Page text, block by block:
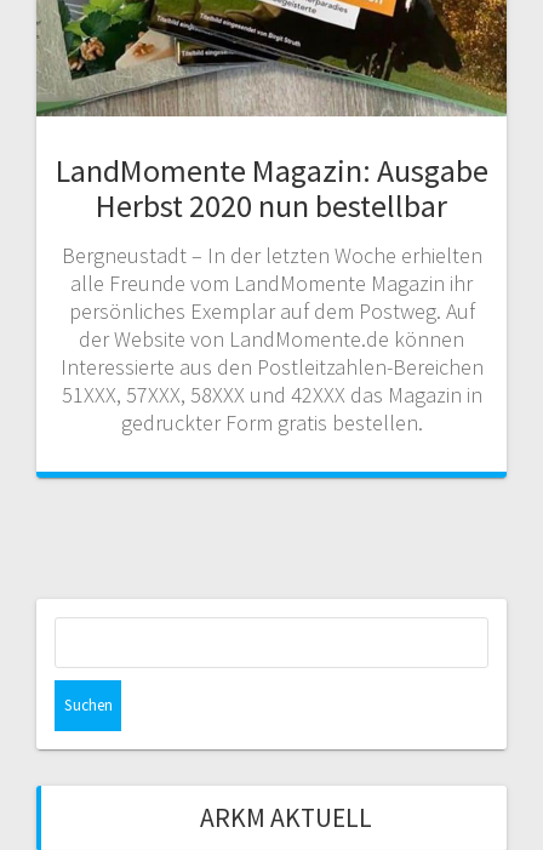
LandMomente Magazin: Ausgabe
Herbst 2020 nun bestellbar
Bergneustadt – In der letzten Woche erhielten
alle Freunde vom LandMomente Magazin ihr
persönliches Exemplar auf dem Postweg. Auf
der Website von LandMomente.de können
Interessierte aus den Postleitzahlen-Bereichen
51XXX, 57XXX, 58XXX und 42XXX das Magazin in
gedruckter Form gratis bestellen.
ARKM AKTUELL